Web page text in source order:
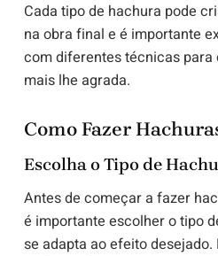
Cada tipo de hachura pode
na obra final e é importante
com diferentes técnicas para
mais lhe agrada.
Como Fazer
Escolha o Tipo de
Antes de começar a fazer
é importante escolher o tipo
se adapta ao efeito